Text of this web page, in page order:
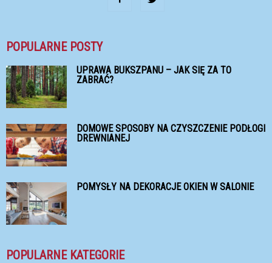
POPULARNE POSTY
UPRAWA BUKSZPANU – JAK SIĘ ZA TO
ZABRAĆ?
DOMOWE SPOSOBY NA CZYSZCZENIE PODŁOGI
DREWNIANEJ
POMYSŁY NA DEKORACJE OKIEN W SALONIE
POPULARNE KATEGORIE